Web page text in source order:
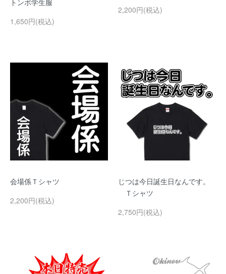
トンボ学生服
1,650円(税込)
2,200円(税込)
会場係Ｔシャツ
2,200円(税込)
じつは今日誕生日なんです。
Ｔシャツ
2,750円(税込)